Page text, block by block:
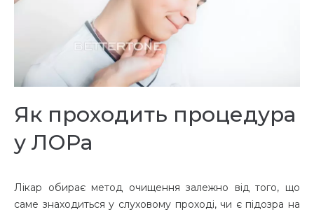
Як проходить процедура
у ЛОРа
Лікар обирає метод очищення залежно від того, що
саме знаходиться у слуховому проході, чи є підозра на